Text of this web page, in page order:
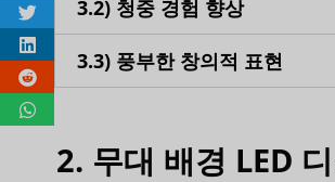
3.2) 청중 경험 향상
3.3) 풍부한 창의적 표현
2. 무대 배경 LED